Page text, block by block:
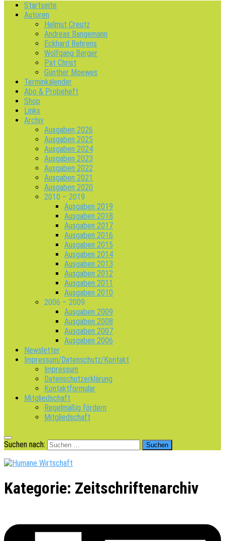
Startseite
Autoren
Helmut Creutz
Andreas Bangemann
Eckhard Behrens
Wolfgang Berger
Pat Christ
Günther Moewes
Terminkalender
Abo & Probeheft
Shop
Links
Archiv
Ausgaben 2026
Ausgaben 2025
Ausgaben 2024
Ausgaben 2023
Ausgaben 2022
Ausgaben 2021
Ausgaben 2020
2010 – 2019
Ausgaben 2019
Ausgaben 2018
Ausgaben 2017
Ausgaben 2016
Ausgaben 2015
Ausgaben 2014
Ausgaben 2013
Ausgaben 2012
Ausgaben 2011
Ausgaben 2010
2006 – 2009
Ausgaben 2009
Ausgaben 2008
Ausgaben 2007
Ausgaben 2006
Newsletter
Impressum/Datenschutz/Kontakt
Impressum
Datenschutzerklärung
Kontaktformular
Mitgliedschaft
Regelmäßig fördern
Mitgliedschaft
Suchen nach:
Kategorie: Zeitschriftenarchiv